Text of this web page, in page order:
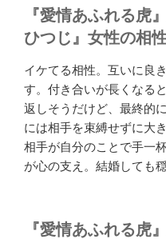
『愛情あふれる虎
ひつじ』女性の相
イケてる相性。互いに良
す。付き合いが長くなる
返しそうだけど、最終的
には相手を束縛せずに大
相手が自分のことで手一
が心の支え。結婚しても
『愛情あふれる虎